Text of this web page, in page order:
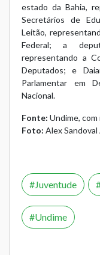
estado da Bahia,
Secretários de
Leitão,
Federal; a
representando a
Deputados; e
Parlamentar em
Nacional.
Fonte: Undime,
Foto: Alex Sandoval
Juventude
Undime